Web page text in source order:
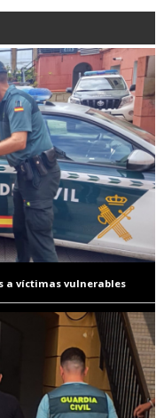
a víctimas vulnerables